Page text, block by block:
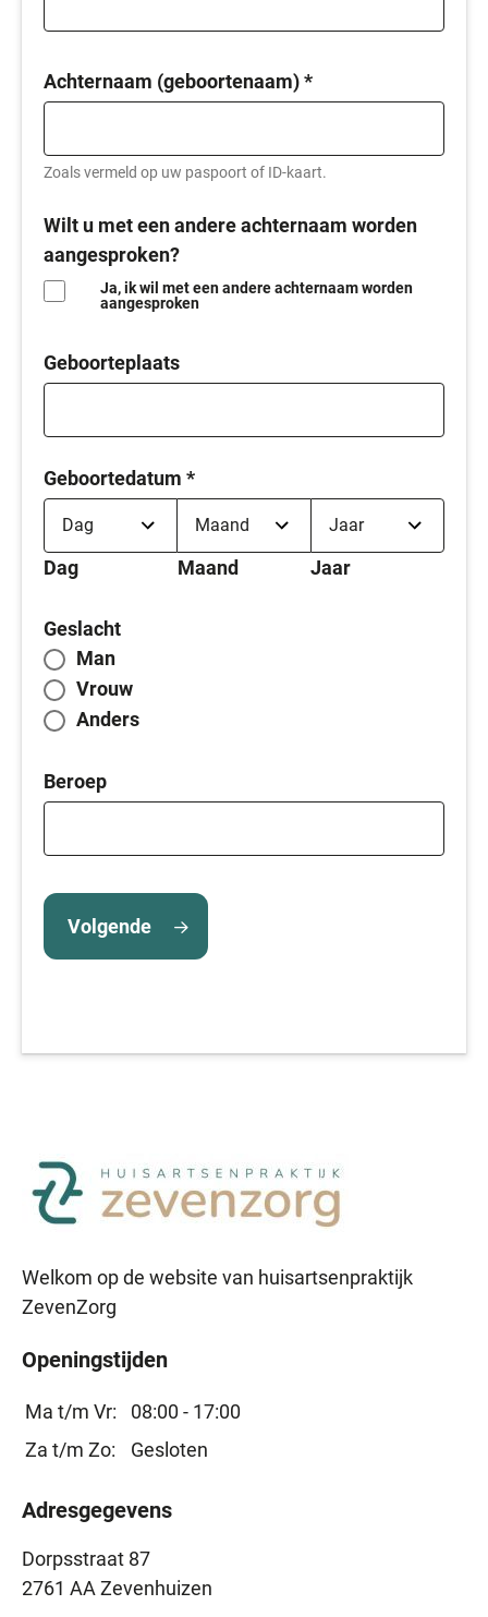
Achternaam (geboortenaam)*
Zoals vermeld op uw paspoort of ID-kaart.
Wilt u met een andere achternaam worden
aangesproken?
Ja, ik wil met een andere achternaam worden
aangesproken
Geboorteplaats
Geboortedatum *
Dag Maand Jaar
Geslacht
Man
Vrouw
Anders
Beroep
Volgende
Welkom op de website van huisartsenpraktijk
ZevenZorg
Openingstijden
Ma t/m Vr:
08:00 - 17:00
Za t/m Zo:
Gesloten
Adresgegevens
Dorpsstraat 87
2761 AA Zevenhuizen